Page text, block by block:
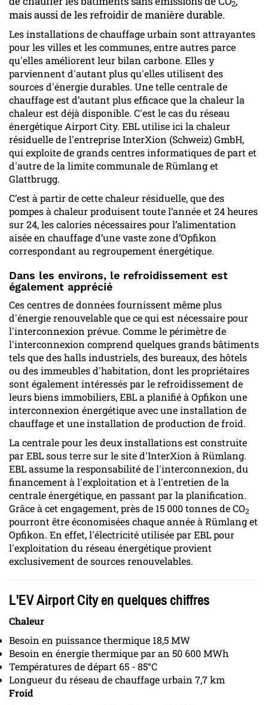
2
mais aussi de les refroidir de manière durable.
Les installations de chauffage urbain sont attrayantes
pour les villes et les communes, entre autres parce
qu'elles améliorent leur bilan carbone. Elles y
parviennent d'autant plus qu'elles utilisent des
sources d'énergie durables. Une telle centrale de
chauffage est d’autant plus efficace que la chaleur la
chaleur est déjà disponible. C'est le cas du réseau
énergétique Airport City. EBL utilise ici la chaleur
résiduelle de l'entreprise InterXion (Schweiz) GmbH,
qui exploite de grands centres informatiques de part et
d'autre de la limite communale de Rümlang et
Glattbrugg.
C’est à partir de cette chaleur résiduelle, que des
pompes à chaleur produisent toute l’année et 24 heures
sur 24, les calories nécessaires pour l’alimentation
aisée en chauffage d’une vaste zone d’Opfikon
correspondant au regroupement énergétique.
Dans les environs, le refroidissement est
également apprécié
Ces centres de données fournissent même plus
d'énergie renouvelable que ce qui est nécessaire pour
l'interconnexion prévue. Comme le périmètre de
l'interconnexion comprend quelques grands bâtiments
tels que des halls industriels, des bureaux, des hôtels
ou des immeubles d'habitation, dont les propriétaires
sont également intéressés par le refroidissement de
leurs biens immobiliers, EBL a planifié à Opfikon une
interconnexion énergétique avec une installation de
chauffage et une installation de production de froid.
La centrale pour les deux installations est construite
par EBL sous terre sur le site d'InterXion à Rümlang.
EBL assume la responsabilité de l'interconnexion, du
financement à l'exploitation et à l'entretien de la
centrale énergétique, en passant par la planification.
Grâce à cet engagement, près de 15 000 tonnes de CO2
pourront être économisées chaque année à Rümlang et
Opfikon. En effet, l'électricité utilisée par EBL pour
l'exploitation du réseau énergétique provient
exclusivement de sources renouvelables.
L'EV Airport City en quelques chiffres
Chaleur
Besoin en puissance thermique 18,5 MW
Besoin en énergie thermique par an 50 600 MWh
Températures de départ 65 - 85°C
Longueur du réseau de chauffage urbain 7,7 km
Froid